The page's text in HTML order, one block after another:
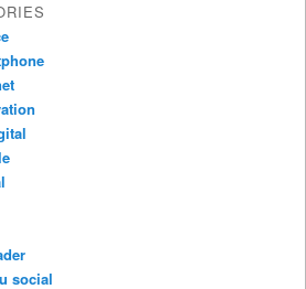
social